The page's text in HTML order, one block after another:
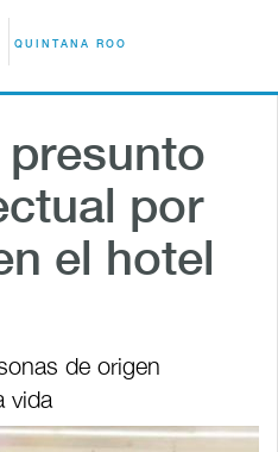
QUINTANA ROO
presunto
por
el hotel
de origen
vida